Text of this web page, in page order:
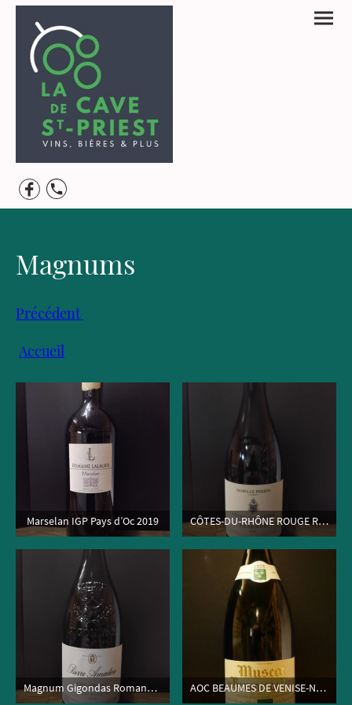
Magnums
Précédent
Accueil
Marselan IGP Pays d’Oc 2019 CÔTES-DU-RHÔNE ROUGE RÉSERVE
Magnum Gigondas Romane Machotte AOC BEAUMES DE VENISE-Nouveauté